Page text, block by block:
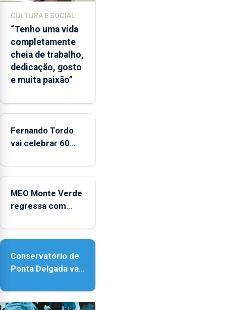
época
balnear
CULTURA E SOCIAL
“Tenho uma vida
completamente
cheia de trabalho,
dedicação, gosto
e muita paixão”
Fernando Tordo
vai celebrar 60
no Coliseu
MEO Monte Verde
regressa com
acessibilidade
Conservatório de
Ponta Delgada vai
instrumentos